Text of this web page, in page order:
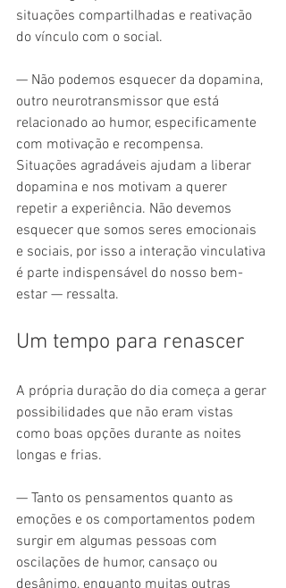
situações compartilhadas e reativação
do vínculo com o social.
— Não podemos esquecer da dopamina,
outro neurotransmissor que está
relacionado ao humor, especificamente
com motivação e recompensa.
Situações agradáveis ​​ajudam a liberar
dopamina e nos motivam a querer
repetir a experiência. Não devemos
esquecer que somos seres emocionais
e sociais, por isso a interação vinculativa
é parte indispensável do nosso bem-
estar — ressalta.
Um tempo para renascer
A própria duração do dia começa a gerar
possibilidades que não eram vistas
como boas opções ​​durante as noites
longas e frias.
— Tanto os pensamentos quanto as
emoções e os comportamentos podem
surgir em algumas pessoas com
oscilações de humor, cansaço ou
desânimo, enquanto muitas outras